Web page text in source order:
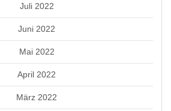
Juli 2022
Juni 2022
Mai 2022
April 2022
März 2022